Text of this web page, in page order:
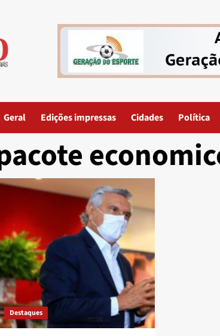
Geral Edições impressas Cidades Política
Destaques